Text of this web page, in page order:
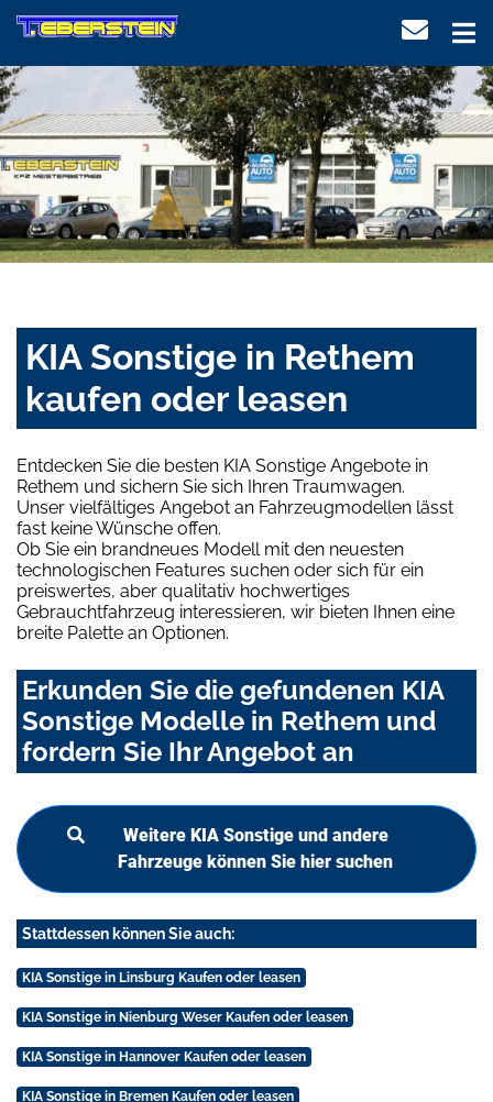
KIA Sonstige in Rethem
kaufen oder leasen
Entdecken Sie die besten KIA Sonstige Angebote in
Rethem und sichern Sie sich Ihren Traumwagen.
Unser vielfältiges Angebot an Fahrzeugmodellen lässt
fast keine Wünsche offen.
Ob Sie ein brandneues Modell mit den neuesten
technologischen Features suchen oder sich für ein
preiswertes, aber qualitativ hochwertiges
Gebrauchtfahrzeug interessieren, wir bieten Ihnen eine
breite Palette an Optionen.
Erkunden Sie die gefundenen KIA
Sonstige Modelle in Rethem und
fordern Sie Ihr Angebot an
Weitere KIA Sonstige und andere
Fahrzeuge können Sie hier suchen
Stattdessen können Sie auch:
KIA Sonstige in Linsburg Kaufen oder leasen
KIA Sonstige in Nienburg Weser Kaufen oder leasen
KIA Sonstige in Hannover Kaufen oder leasen
KIA Sonstige in Bremen Kaufen oder leasen